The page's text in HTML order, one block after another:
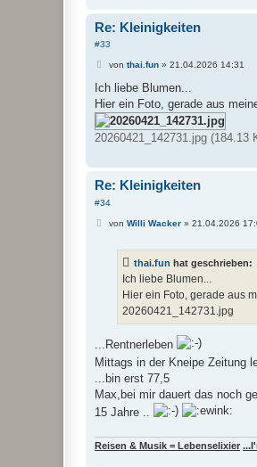
Re: Kleinigkeiten
#33
B
i
r
a
g
von thai.fun» 21.04.2026 14:31
Ich liebe Blumen...
Hier ein Foto, gerade aus
20260421_142731.jpg (184.13
Re: Kleinigkeiten
#34
Bvon Willi Wacker» 21.04.2026
thai.fun hat geschrieben:
Ich liebe Blumen...
Hier ein Foto, gerade aus
20260421_142731.jpg
...Rentnerleben
Mittags in der Kneipe Zeitung
...bin erst 77,5
Max,bei mir dauert das noch
15 Jahre ..
Reisen & Musik = Lebenselixier